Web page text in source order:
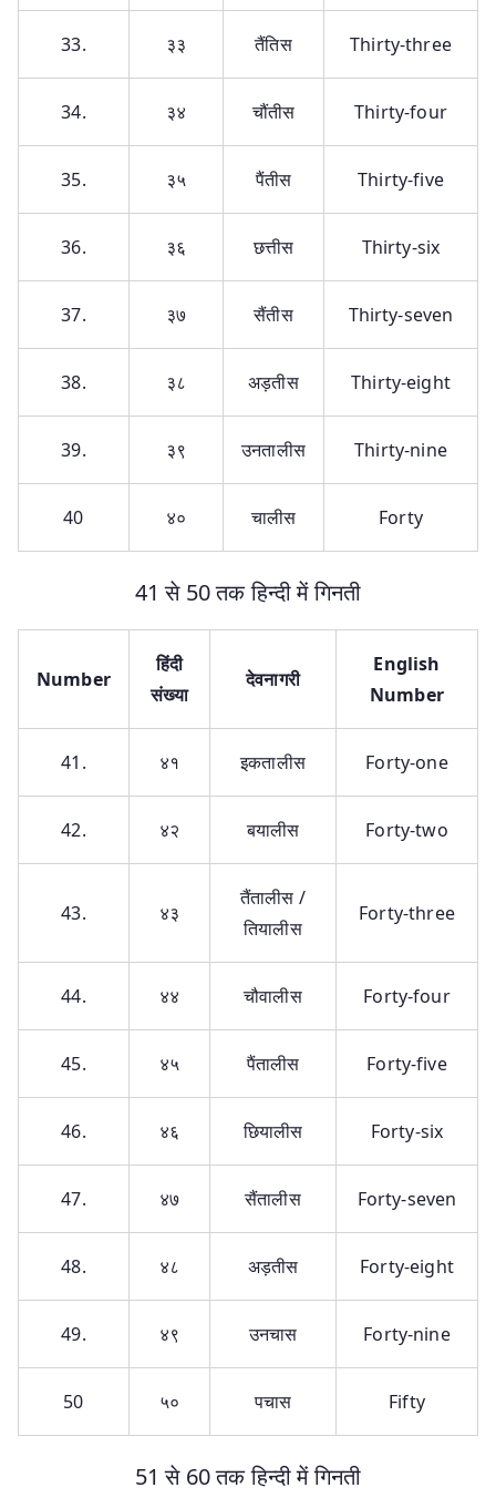
33. ३३ तैंतिस Thirty-three
34. ३४ चौंतीस Thirty-four
35. ३५ पैंतीस Thirty-five
36. ३६ छत्तीस Thirty-six
37. ३७ सैंतीस Thirty-seven
38. ३८ अड़तीस Thirty-eight
39. ३९ उनतालीस Thirty-nine
40 ४० चालीस Forty
41 से 50 तक हिन्दी में गिनती
Number
हिंदी
संख्या
देवनागरी
English
Number
41. ४१ इकतालीस Forty-one
42. ४२ बयालीस Forty-two
43. ४३
तैंतालीस /
तियालीस
Forty-three
44. ४४ चौवालीस Forty-four
45. ४५ पैंतालीस Forty-five
46. ४६ छियालीस Forty-six
47. ४७ सैंतालीस Forty-seven
48. ४८ अड़तीस Forty-eight
49. ४९ उनचास Forty-nine
50 ५० पचास Fifty
51 से 60 तक हिन्दी में गिनती